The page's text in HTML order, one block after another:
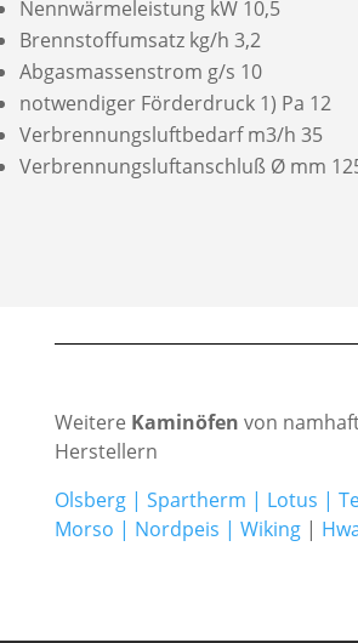
Nennwärmeleistung kW 10,5
Brennstoffumsatz kg/h 3,2
Abgasmassenstrom g/s 10
notwendiger Förderdruck 1) Pa 12
Verbrennungsluftbedarf m3/h 35
Verbrennungsluftanschluß Ø mm
Weitere Kaminöfen von
Herstellern
Olsberg| Spartherm | Lotus |
Morso | Nordpeis | Wiking|